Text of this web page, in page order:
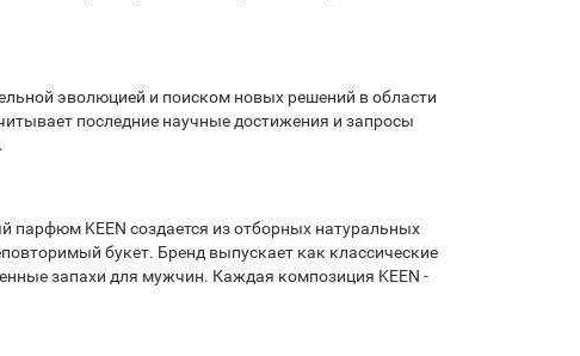
эволюцией и поиском новых решений в области
последние научные достижения и запросы
KEEN создается из отборных натуральных
букет. Бренд выпускает как классические
запахи для мужчин. Каждая композиция KEEN -